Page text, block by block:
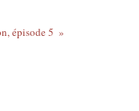
épisode 5